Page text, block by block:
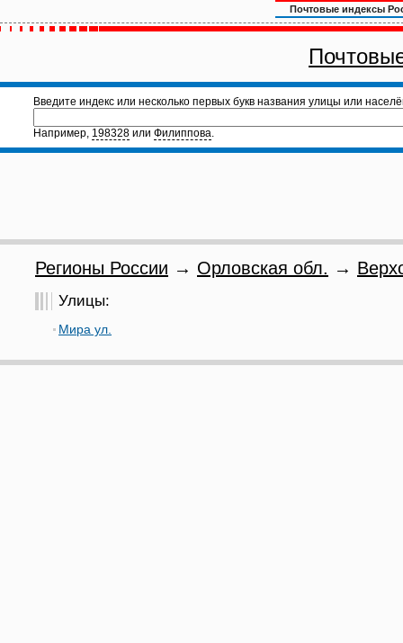
Почтовые индексы
Введите индекс или несколько первых букв названия улицы или
Например, 198328 или Филиппова.
Регионы России → Орловская обл. →
Улицы:
Мира ул.